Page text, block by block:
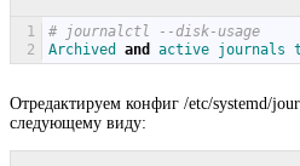
1
2
# journalctl --disk-usage
Archived and active journals
Отредактируем конфиг /etc/systemd/
следующему виду: